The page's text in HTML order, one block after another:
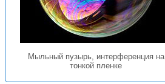
Мыльный пузырь, интерференция на
тонкой пленке